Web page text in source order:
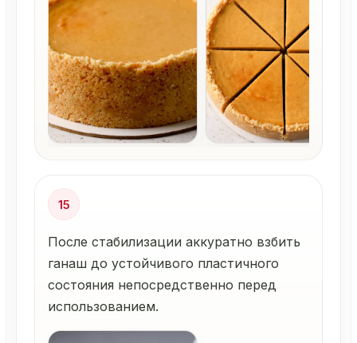
15
После стабилизации аккуратно взбить
ганаш до устойчивого пластичного
состояния непосредственно перед
использованием.